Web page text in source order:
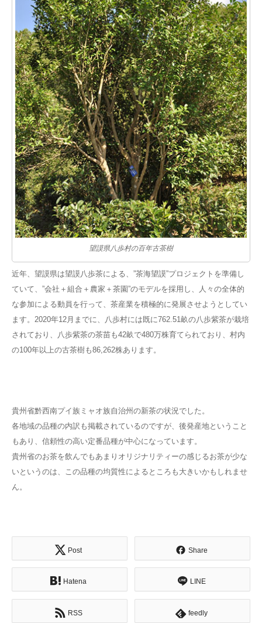
望謨県八歩村の百年古茶樹
近年、望謨県は望謨八歩茶による、”茶海望謨”プロジェクトを準備し
ていて、”会社＋組合＋農家＋茶園”のモデルを採用し、人々の全体的
な参加による動員を行って、茶産業を積極的に発展させようとしてい
ます。2020年12月までに、八歩村には既に762.51畝の八歩紫茶が栽培
されており、八歩紫茶の茶苗も42畝で480万株育てられており、村内
の100年以上の古茶樹も86,262株あります。
貴州省黔西南プイ族ミャオ族自治州の新茶の状況でした。
各地域の品種の内訳も掲載されているのですが、後発産地ということ
もあり、信頼性の高い定番品種が中心になっています。
貴州省のお茶を飲んでもあまりオリジナリティーの感じるお茶が少な
いというのは、この品種の均質性によるところも大きいかもしれませ
ん。
Post Share
Hatena LINE
RSS feedly